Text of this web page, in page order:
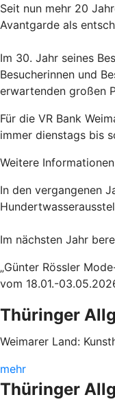
Seit nun mehr 20
Avantgarde als
Im 30. Jahr seines
Besucherinnen und
erwartenden großen
Für die VR Bank
immer dienstags bis
Weitere
In den vergangenen
Im nächsten Jahr
„Günter Rössler
vom 18.01.-
Thüringer
Weimarer Land:
mehr
Thüringer